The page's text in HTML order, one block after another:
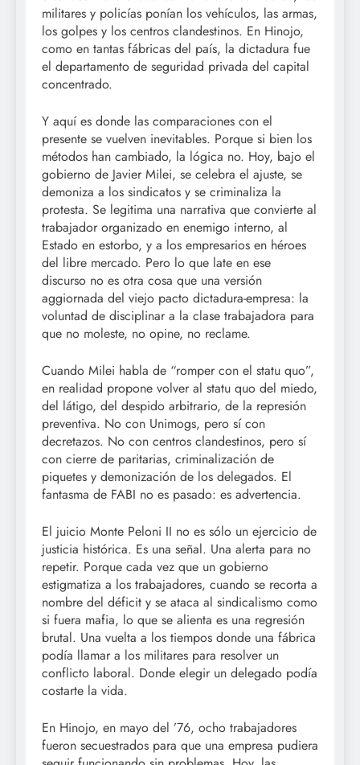
militares y policías ponían los vehículos, las armas,
los golpes y los centros clandestinos. En Hinojo,
como en tantas fábricas del país, la dictadura fue
el departamento de seguridad privada del capital
concentrado.
Y aquí es donde las comparaciones con el
presente se vuelven inevitables. Porque si bien los
métodos han cambiado, la lógica no. Hoy, bajo el
gobierno de Javier Milei, se celebra el ajuste, se
demoniza a los sindicatos y se criminaliza la
protesta. Se legitima una narrativa que convierte al
trabajador organizado en enemigo interno, al
Estado en estorbo, y a los empresarios en héroes
del libre mercado. Pero lo que late en ese
discurso no es otra cosa que una versión
aggiornada del viejo pacto dictadura-empresa: la
voluntad de disciplinar a la clase trabajadora para
que no moleste, no opine, no reclame.
Cuando Milei habla de “romper con el statu quo”,
en realidad propone volver al statu quo del miedo,
del látigo, del despido arbitrario, de la represión
preventiva. No con Unimogs, pero sí con
decretazos. No con centros clandestinos, pero sí
con cierre de paritarias, criminalización de
piquetes y demonización de los delegados. El
fantasma de FABI no es pasado: es advertencia.
El juicio Monte Peloni II no es sólo un ejercicio de
justicia histórica. Es una señal. Una alerta para no
repetir. Porque cada vez que un gobierno
estigmatiza a los trabajadores, cuando se recorta a
nombre del déficit y se ataca al sindicalismo como
si fuera mafia, lo que se alienta es una regresión
brutal. Una vuelta a los tiempos donde una fábrica
podía llamar a los militares para resolver un
conflicto laboral. Donde elegir un delegado podía
costarte la vida.
En Hinojo, en mayo del ’76, ocho trabajadores
fueron secuestrados para que una empresa pudiera